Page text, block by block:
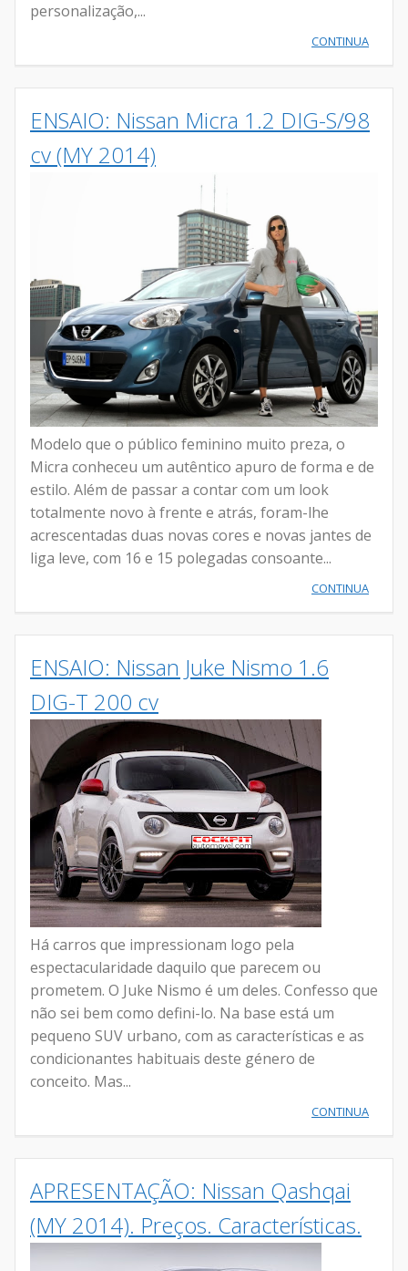
personalização,...
CONTINUA
ENSAIO: Nissan Micra 1.2 DIG-S/98
cv (MY 2014)
Modelo que o público feminino muito preza, o
Micra conheceu um autêntico apuro de forma e de
estilo. Além de passar a contar com um look
totalmente novo à frente e atrás, foram-lhe
acrescentadas duas novas cores e novas jantes de
liga leve, com 16 e 15 polegadas consoante...
CONTINUA
ENSAIO: Nissan Juke Nismo 1.6
DIG-T 200 cv
Há carros que impressionam logo pela
espectacularidade daquilo que parecem ou
prometem. O Juke Nismo é um deles. Confesso que
não sei bem como defini-lo. Na base está um
pequeno SUV urbano, com as características e as
condicionantes habituais deste género de
conceito. Mas...
CONTINUA
APRESENTAÇÃO: Nissan Qashqai
(MY 2014). Preços. Características.